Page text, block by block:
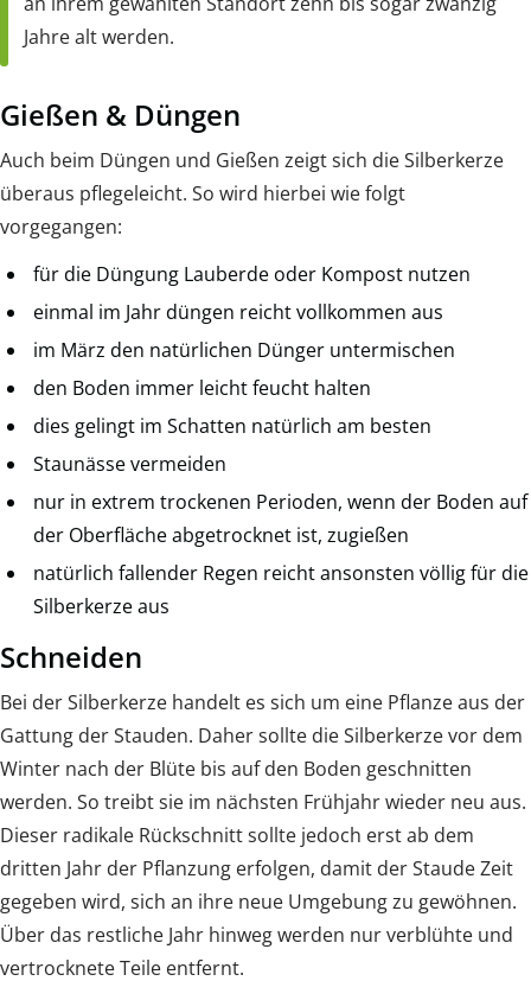
Jahre alt werden.
Gießen & Düngen
Auch beim Düngen und Gießen zeigt sich die Silberkerze
überaus pflegeleicht. So wird hierbei wie folgt
vorgegangen:
für die Düngung Lauberde oder Kompost nutzen
einmal im Jahr düngen reicht vollkommen aus
im März den natürlichen Dünger untermischen
den Boden immer leicht feucht halten
dies gelingt im Schatten natürlich am besten
Staunässe vermeiden
nur in extrem trockenen Perioden, wenn der Boden auf
der Oberfläche abgetrocknet ist, zugießen
natürlich fallender Regen reicht ansonsten völlig für die
Silberkerze aus
Schneiden
Bei der Silberkerze handelt es sich um eine Pflanze aus der
Gattung der Stauden. Daher sollte die Silberkerze vor dem
Winter nach der Blüte bis auf den Boden geschnitten
werden. So treibt sie im nächsten Frühjahr wieder neu aus.
Dieser radikale Rückschnitt sollte jedoch erst ab dem
dritten Jahr der Pflanzung erfolgen, damit der Staude Zeit
gegeben wird, sich an ihre neue Umgebung zu gewöhnen.
Über das restliche Jahr hinweg werden nur verblühte und
vertrocknete Teile entfernt.